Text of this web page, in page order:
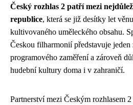
Český rozhlas 2 patří mezi
republice, která se již desítky let
kultivovaného uměleckého obsahu.
Českou filharmonií představuje
programového zaměření a zároveň
hudební kultury doma i v zahraničí.
Partnerství mezi Českým rozhlasem